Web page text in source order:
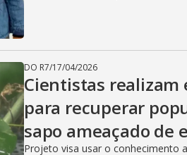
DO R7/17/04/2026
Cientistas
para recuperar
sapo ameaçado de
Projeto visa usar o conhecimento